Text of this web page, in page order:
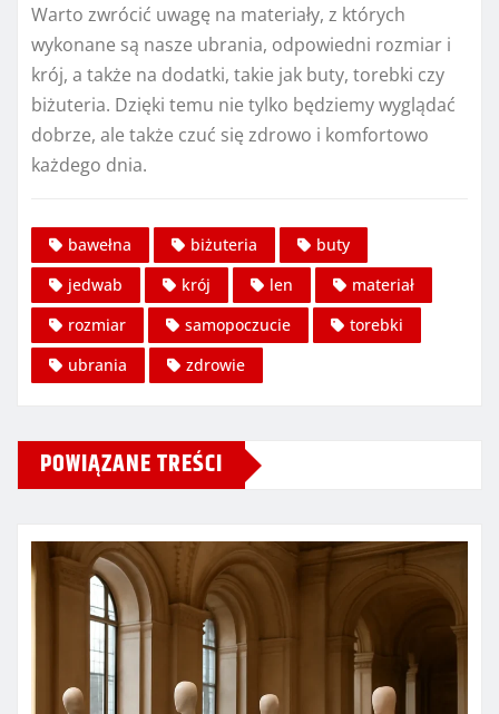
Warto zwrócić uwagę na materiały, z których
wykonane są nasze ubrania, odpowiedni rozmiar i
krój, a także na dodatki, takie jak buty, torebki czy
biżuteria. Dzięki temu nie tylko będziemy wyglądać
dobrze, ale także czuć się zdrowo i komfortowo
każdego dnia.
bawełna biżuteria
buty
jedwab
krój len
materiał
rozmiar
samopoczucie
torebki
ubrania
zdrowie
POWIĄZANE TREŚCI